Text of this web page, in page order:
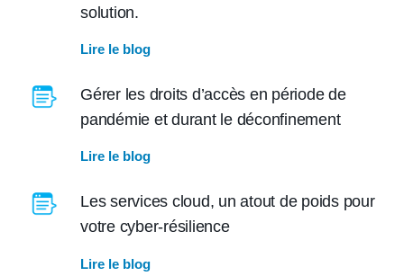
solution.
Lire le blog
Gérer les droits d’accès en période de
pandémie et durant le déconfinement
Lire le blog
Les services cloud, un atout de poids pour
votre cyber-résilience
Lire le blog